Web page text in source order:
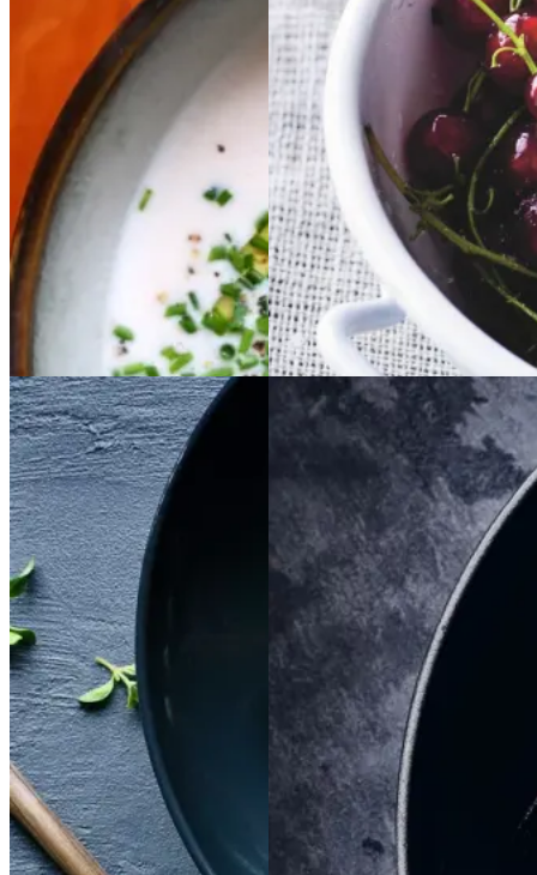
Kold hvid
bønnesuppe
bønnesu
Gem opskrift
Rysteribs Rysteribs
Gem opskrift
Dessert
Dansk mad
Sommermad
SatjaSatja de
pollopollo
Gem opskrift
Aftensmad
BraiseretBraiseret
oksetværreboksetvæ
rreb
Gem opskrift
Dansk mad